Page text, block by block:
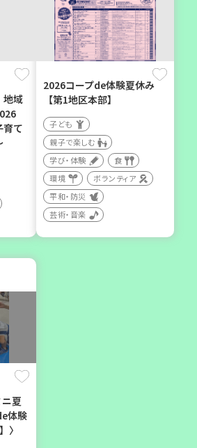
キ
「フードプラン上富田みか
ん」バスで行く 産地見学＆
生産者交流会
、
地域
育て
2026コープde体験夏休み
【第1地区本部】
子ども
親子で楽しむ
学び・体験
食
環境
ボランティア
平和・防災
芸術・音楽
夏
体験
〉